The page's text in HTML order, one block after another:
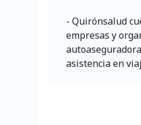
- Quirónsalud
empresas y
asistencia en